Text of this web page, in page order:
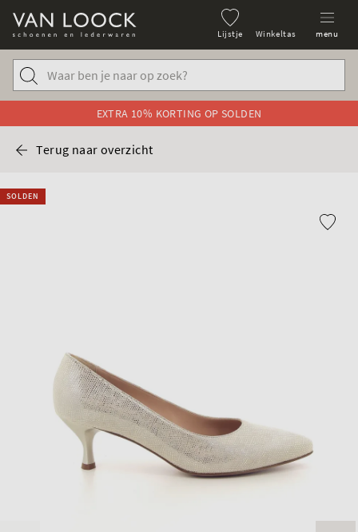
Lijstje Winkeltas menu
EXTRA 10% KORTING OP SOLDEN
Terug naar overzicht
SOLDEN